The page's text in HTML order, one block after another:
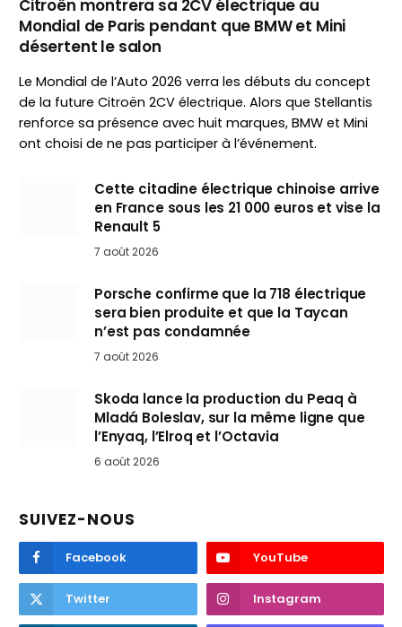
Citroën montrera sa 2CV électrique au
Mondial de Paris pendant que BMW et Mini
désertent le salon
Le Mondial de l’Auto 2026 verra les débuts du concept
de la future Citroën 2CV électrique. Alors que Stellantis
renforce sa présence avec huit marques, BMW et Mini
ont choisi de ne pas participer à l’événement.
Cette citadine électrique chinoise arrive
en France sous les 21 000 euros et vise la
Renault 5
7 août 2026
Porsche confirme que la 718 électrique
sera bien produite et que la Taycan
n’est pas condamnée
7 août 2026
Skoda lance la production du Peaq à
Mladá Boleslav, sur la même ligne que
l’Enyaq, l’Elroq et l’Octavia
6 août 2026
SUIVEZ-NOUS
Facebook YouTube
Twitter Instagram